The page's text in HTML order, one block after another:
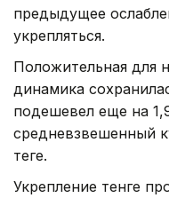
предыдущее
укрепляться.
Положительная для
динамика
подешевел еще на
средневзвешенный
теңге.
Укрепление тенге